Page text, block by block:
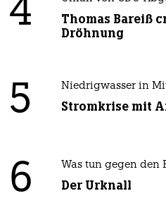
4
Thomas Bareiß
Dröhnung
5 Niedrigwasser in
Stromkrise mit
6 Was tun gegen den
Der Urknall